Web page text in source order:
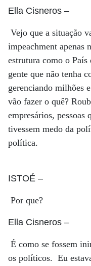
Ella Cisneros –
Vejo que a situação
impeachment apenas
estrutura como o
gente que não tenha
gerenciando milhões
vão fazer o quê?
empresários, pessoas
tivessem medo da
política.
ISTOÉ –
Por que?
Ella Cisneros –
É como se fossem
os políticos. Eu